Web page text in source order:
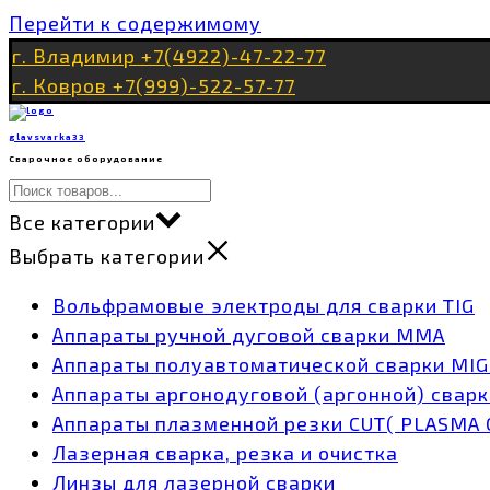
Перейти к содержимому
г. Владимир +7(4922)-47-22-77
г. Ковров +7(999)-522-57-77
glavsvarka33
Сварочное оборудование
Все категории
Выбрать категории
Вольфрамовые электроды для сварки TIG
Аппараты ручной дуговой сварки MMA
Аппараты полуавтоматической сварки
Аппараты аргонодуговой (аргонной)
Аппараты плазменной резки CUT( PLASMA
Лазерная сварка, резка и очистка
Линзы для лазерной сварки